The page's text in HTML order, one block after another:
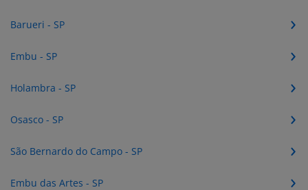
Barueri - SP
Embu - SP
Holambra - SP
Osasco - SP
São Bernardo do Campo - SP
Embu das Artes - SP